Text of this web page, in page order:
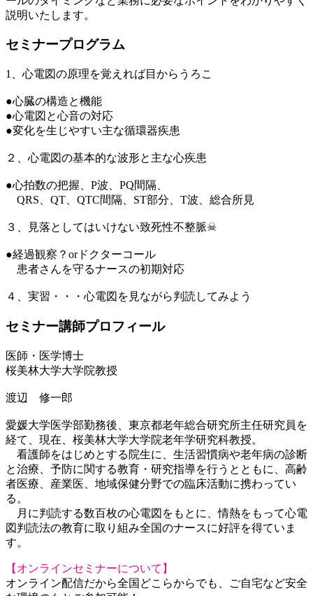
説明いたします。
セミナープログラム
1、心電図の原理を覚えれば目からうろこ
●心臓の構造と機能
●心電図と心音の対応
●変化を生じやすい主な循環器疾患
２、心電図の基本的な波形と主な心疾患
●心拍数の把握、P波、PQ間隔、
QRS、QT、QTC間隔、ST部分、T波、総合所見
３、見落としてはいけない致死性不整脈☠
●経過観察？orドクターコール
患者さんを守るナースの初期対応
４、実習・・・心電図を見ながら判読してみよう
セミナー講師プロフィール
医師・医学博士
桜美林大学大学院教授
渡辺 修一郎
愛媛大学医学部勤務後、東京都老年総合研究所主任研究員を
経て、現在、桜美林大学大学院老年学研究科教授。
看護師をはじめとする院生に、生活習慣病や老年病の診断
と治療、予防に関する教育・研究指導を行うとともに、高齢
者医療、産業医、地域保健分野での臨床活動に携わってい
る。
月に判読する数百枚の心電図をもとに、情熱をもって心電
図判読法の教育に取り組み全国のナースに好評を得ていま
す。
【オンラインセミナーについて】
オンライン配信だから全国どこらからでも、ご自宅など安全